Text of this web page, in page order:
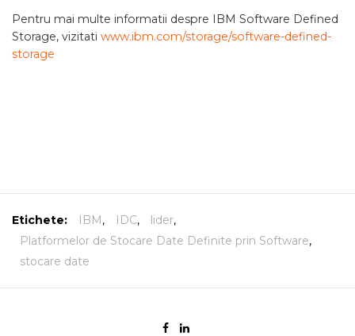
Pentru mai multe informatii despre IBM Software Defined
Storage, vizitati www.ibm.com/storage/software-defined-
storage
Etichete: IBM, IDC, lider,
Platformelor de Stocare Date Definite prin Software,
stocare date